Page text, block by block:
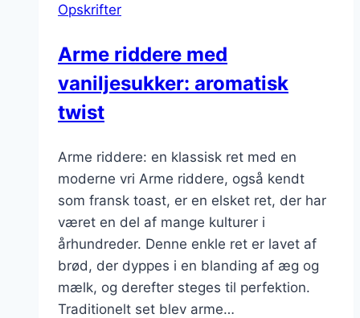
smag
Opskrifter
Arme riddere med
vaniljesukker: aromatisk
twist
Arme riddere: en klassisk ret med en
moderne vri Arme riddere, også kendt
som fransk toast, er en elsket ret, der har
været en del af mange kulturer i
århundreder. Denne enkle ret er lavet af
brød, der dyppes i en blanding af æg og
mælk, og derefter steges til perfektion.
Traditionelt set blev arme…